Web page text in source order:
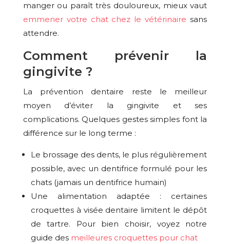
manger ou paraît très douloureux, mieux vaut
emmener votre chat chez le vétérinaire sans
attendre.
Comment prévenir la
gingivite ?
La prévention dentaire reste le meilleur
moyen d’éviter la gingivite et ses
complications. Quelques gestes simples font la
différence sur le long terme :
Le brossage des dents, le plus régulièrement
possible, avec un dentifrice formulé pour les
chats (jamais un dentifrice humain)
Une alimentation adaptée : certaines
croquettes à visée dentaire limitent le dépôt
de tartre. Pour bien choisir, voyez notre
guide des meilleures croquettes pour chat